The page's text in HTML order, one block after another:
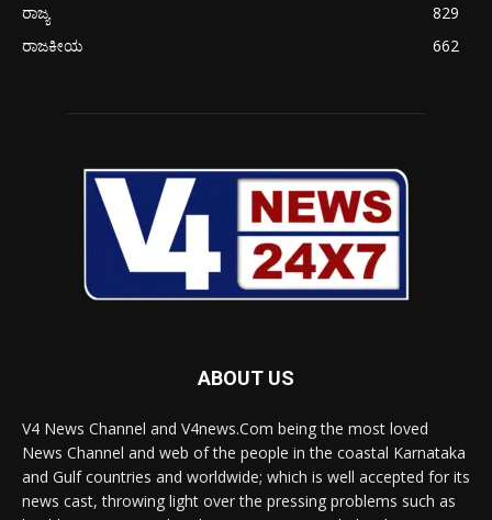
ರಾಜ್ಯ
829
ರಾಜಕೀಯ
662
ABOUT US
V4 News Channel and V4news.Com being the most loved
News Channel and web of the people in the coastal Karnataka
and Gulf countries and worldwide; which is well accepted for its
news cast, throwing light over the pressing problems such as